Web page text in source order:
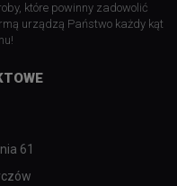
które powinny zadowolić
urządzą Państwo każdy kąt
61